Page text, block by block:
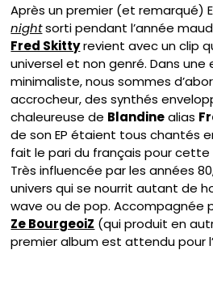
Après un premier (et remarqué)
nightsorti pendant l’année
Fred Skittyrevient avec un clip
universel et non genré. Dans
minimaliste, nous sommes
accrocheur, des synthés
chaleureuse de Blandinealias
de son EP étaient tous chantés
fait le pari du français pour cette
Très influencée par les années
univers qui se nourrit autant de
wave ou de pop. Accompagnée
Ze BourgeoiZ (qui produit en
premier album est attendu pour